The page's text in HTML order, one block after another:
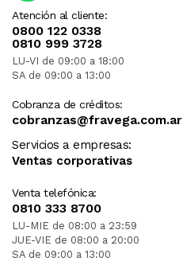
Atención al cliente:
0800 122 0338
0810 999 3728
LU-VI de 09:00 a 18:00
SA de 09:00 a 13:00
Cobranza de créditos:
cobranzas@fravega.com.ar
Servicios a empresas:
Ventas corporativas
Venta telefónica:
0810 333 8700
LU-MIE de 08:00 a 23:59
JUE-VIE de 08:00 a 20:00
SA de 09:00 a 13:00